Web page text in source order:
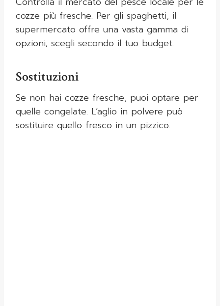
cozze più fresche. Per gli spaghetti, il
supermercato offre una vasta gamma di
opzioni; scegli secondo il tuo budget.
Sostituzioni
Se non hai cozze fresche, puoi optare per
quelle congelate. L’aglio in polvere può
sostituire quello fresco in un pizzico.